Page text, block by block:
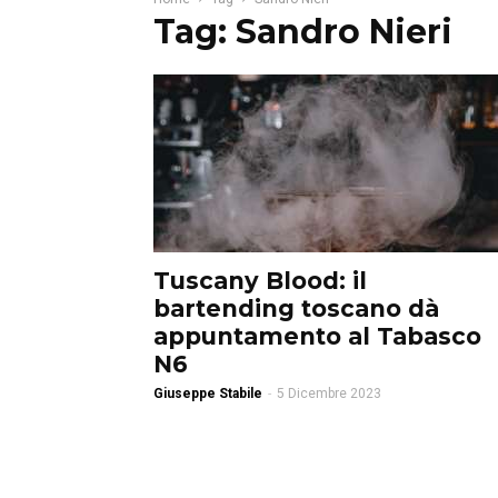
Tag: Sandro Nieri
Tuscany Blood: il
bartending toscano dà
appuntamento al Tabasco
N6
Giuseppe Stabile - 5 Dicembre 2023